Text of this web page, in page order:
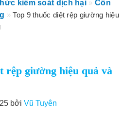
kiểm soát dịch hại » Côn
»Top 9 thuốc diệt rệp giường hiệu
rệp giường hiệu quả và
bởi Vũ Tuyên